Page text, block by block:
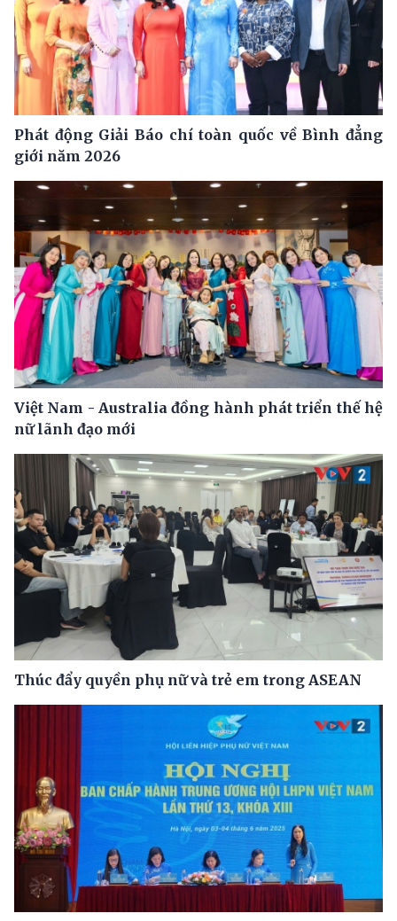
Phát động Giải Báo chí toàn quốc về Bình đẳng
giới năm 2026
Việt Nam - Australia đồng hành phát triển thế hệ
nữ lãnh đạo mới
Thúc đẩy quyền phụ nữ và trẻ em trong ASEAN